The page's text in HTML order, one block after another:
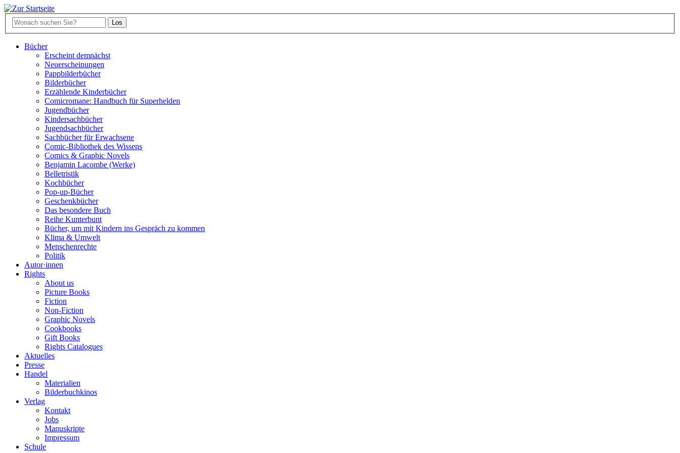
Bücher
Erscheint demnächst
Neuerscheinungen
Pappbilderbücher
Bilderbücher
Erzählende Kinderbücher
Comicromane: Handbuch für Superhelden
Jugendbücher
Kindersachbücher
Jugendsachbücher
Sachbücher für Erwachsene
Comic-Bibliothek des Wissens
Comics & Graphic Novels
Benjamin Lacombe (Werke)
Belletristik
Kochbücher
Pop-up-Bücher
Geschenkbücher
Das besondere Buch
Reihe Kunterbunt
Bücher, um mit Kindern ins Gespräch zu kommen
Klima & Umwelt
Menschenrechte
Politik
Autor·innen
Rights
About us
Picture Books
Fiction
Non-Fiction
Graphic Novels
Cookbooks
Gift Books
Rights Catalogues
Aktuelles
Presse
Handel
Materialien
Bilderbuchkinos
Verlag
Kontakt
Jobs
Manuskripte
Impressum
Schule